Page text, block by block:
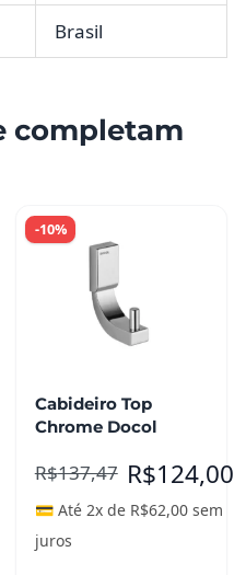
Brasil
completam
-10%
Cabideiro Top
Chrome Docol
R$137,47 R$124,00
💳 Até 2x de R$62,00sem
juros